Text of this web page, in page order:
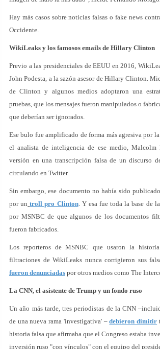
Hay más casos sobre noticias falsas o fake news
Occidente.
WikiLeaks y los famosos emails de Hillary Clinton
Previo a las presidenciales de EEUU en 2016,
John Podesta, a la sazón asesor de Hillary Clinton.
de Clinton y algunos medios adoptaron una
pruebas, que los mensajes fueron manipulados o
que deberían ser ignorados.
Ese bulo fue amplificado de forma más agresiva por
el analista de inteligencia de ese medio, Malcolm
versión en una transcripción falsa de un discurso
circulando en Twitter.
Sin embargo, ese documento no había sido
por un troll pro Clinton. Y esa fue toda la base de
por MSNBC de que algunos de los documentos
fueron fabricados.
Los reporteros de MSNBC que usaron la
filtraciones de WikiLeaks nunca corrigieron sus
fueron denunciadas por otros medios como The
La CNN, el asistente de Trump y un fondo ruso
Un año más tarde, tres periodistas de la CNN
de una nueva rama 'investigativa' –debieron dimitir
historia falsa que afirmaba que el Congreso estaba
inversión ruso "con vínculos" con el equipo del